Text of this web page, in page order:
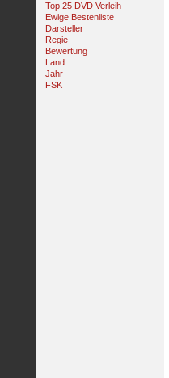
Top 25 DVD Verleih
Ewige Bestenliste
Darsteller
Regie
Bewertung
Land
Jahr
FSK